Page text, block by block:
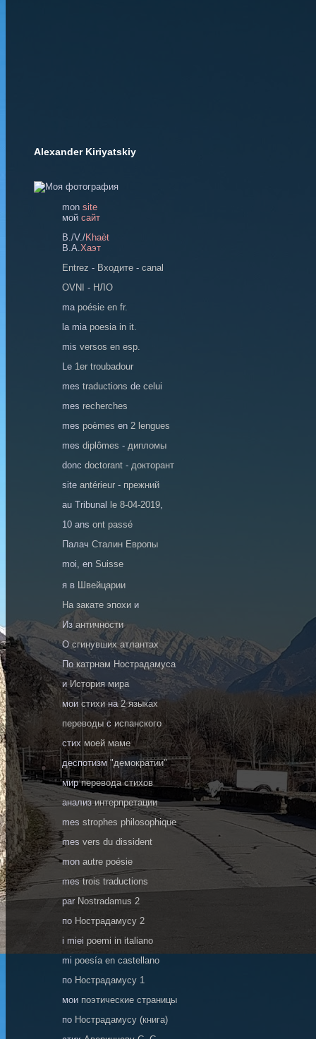
Alexander Kiriyatskiy
mon site
мoй сайт
B./V./Khaèt
В.А. Хаэт
Entrez - Входите - canal
OVNI
- НЛО
ma poésie en fr.
la mia poesia in it.
mis versos en esp.
Le 1er troubadour
mes traductions de celui
mes recherches
mes poèmes en 2 lengues
mes diplômes - дипломы
donc doctorant - докторант
site antérieur - прежний
au Tribunal
le 8-04-2019
10 ans ont passé
Палач Сталин Европы
moi, en Suisse
я в
Швейцарии
На закате эпохи и
Из античности
Осгинувших атлантах
По катрнам Нострадамуса
и История мира
мои стихина2 языках
переводыс испанского
стих моей маме
деспотизм "демократии"
мирперевода стихов
анализинтерпретации
mes strophes philosophique
mes vers du dissident
mon autre poésie
mestrois traductions
par Nostradamus 2
по Нострадамусу 2
i miei poemi in italiano
mi poesía en castellano
по Нострадамусу 1
мои поэтические страницы
по Нострадамусу (книга)